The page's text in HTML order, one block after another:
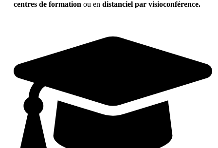
centres de formation ou en distanciel par visioconférence.